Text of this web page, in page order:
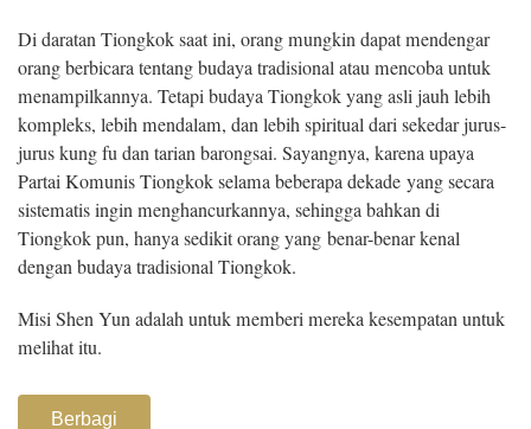
Di daratan Tiongkok saat ini, orang mungkin dapat mendengar
orang berbicara tentang budaya tradisional atau mencoba untuk
menampilkannya. Tetapi budaya Tiongkok yang asli jauh lebih
kompleks, lebih mendalam, dan lebih spiritual dari sekedar jurus-
jurus kung fu dan tarian barongsai. Sayangnya, karena upaya
Partai Komunis Tiongkok selama beberapa dekade yang secara
sistematis ingin menghancurkannya, sehingga bahkan di
Tiongkok pun, hanya sedikit orang yang benar-benar kenal
dengan budaya tradisional Tiongkok.
Misi Shen Yun adalah untuk memberi mereka kesempatan untuk
melihat itu.
Berbagi